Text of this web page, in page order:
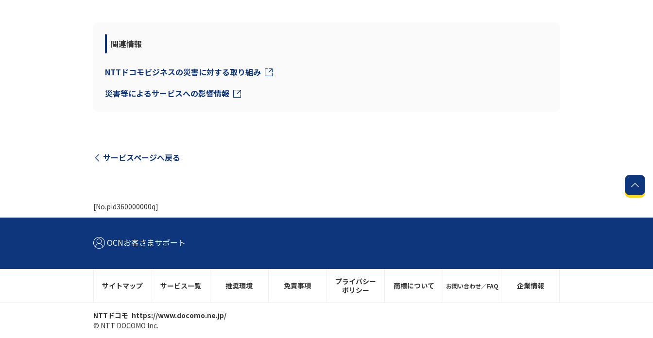
関連情報
NTTドコモビジネスの災害に対する取り組み
災害等によるサービスへの影響情報
サービスページへ戻る
[No.pid360000000q]
OCNお客さまサポート
サイトマップ サービス一覧 推奨環境 免責事項
プライバシー
ポリシー
商標について お問い合わせ／FAQ 企業情報
NTTドコモ https://www.docomo.ne.jp/
© NTT DOCOMO Inc.